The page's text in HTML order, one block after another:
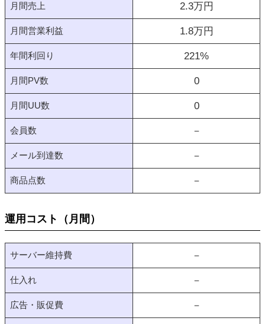
月間売上 2.3万円
月間営業利益 1.8万円
年間利回り 221%
月間PV数 0
月間UU数 0
会員数 －
メール到達数 －
商品点数 －
運用コスト（月間）
サーバー維持費 －
仕入れ －
広告・販促費 －